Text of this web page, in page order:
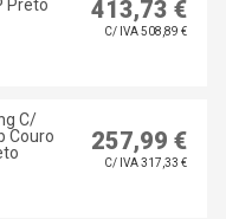
Preto
413,73 €
C/ IVA 508,89 €
C/
Couro
257,99 €
C/ IVA 317,33 €